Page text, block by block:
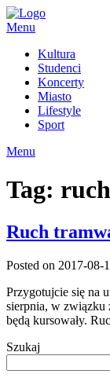
Skip
to
Menu
Kultura
Studenci
Koncerty
Miasto
Lifestyle
Sport
Menu
Tag:
Ruch
Posted on 2017-08-
Przygotujcie się na
sierpnia, w związku
będą kursowały.
Szukaj